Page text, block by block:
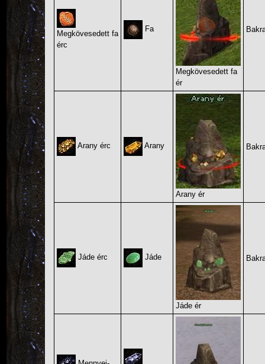
Megkövesedett fa
érc
Fa
Megkövesedett fa
ér
Arany érc Arany
Arany ér
Jáde érc Jáde
Jáde ér